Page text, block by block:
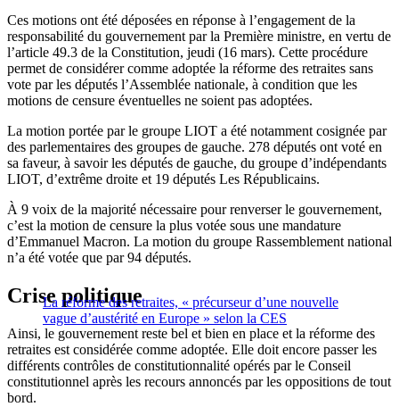
Ces motions ont été déposées en réponse à l’engagement de la
responsabilité du gouvernement par la Première ministre, en vertu de
l’article 49.3 de la Constitution, jeudi (16 mars). Cette procédure
permet de considérer comme adoptée la réforme des retraites sans
vote par les députés l’Assemblée nationale, à condition que les
motions de censure éventuelles ne soient pas adoptées.
La motion portée par le groupe LIOT a été notamment cosignée par
des parlementaires des groupes de gauche. 278 députés ont voté en
sa faveur, à savoir les députés de gauche, du groupe d’indépendants
LIOT, d’extrême droite et 19 députés Les Républicains.
À 9 voix de la majorité nécessaire pour renverser le gouvernement,
c’est la motion de censure la plus votée sous une mandature
d’Emmanuel Macron. La motion du groupe Rassemblement national
n’a été votée que par 94 députés.
La réforme des retraites, « précurseur d’une nouvelle
vague d’austérité en Europe » selon la CES
Crise politique
Ainsi, le gouvernement reste bel et bien en place et la réforme des
retraites est considérée comme adoptée. Elle doit encore passer les
différents contrôles de constitutionnalité opérés par le Conseil
constitutionnel après les recours annoncés par les oppositions de tout
bord.